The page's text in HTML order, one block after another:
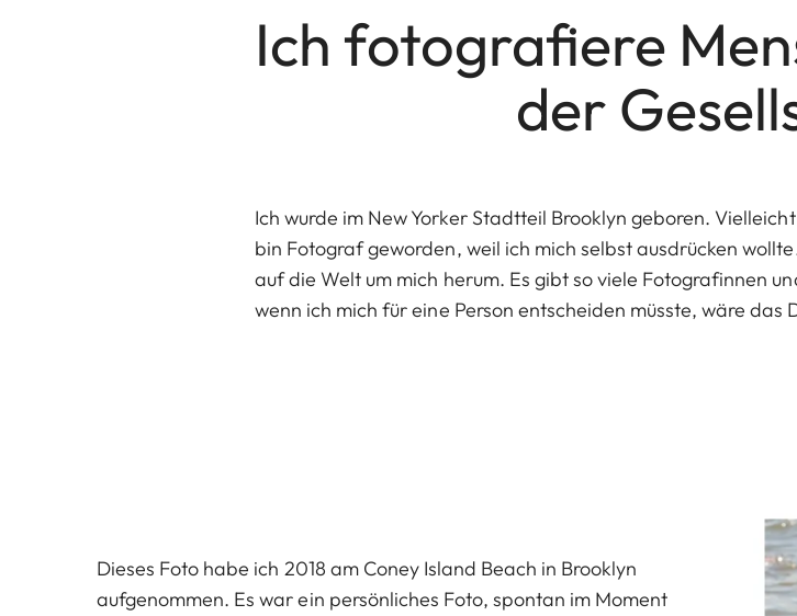
Ich fotografiere
der
Ich wurde im New Yorker Stadtteil Brooklyn geboren.
bin Fotograf geworden, weil ich mich selbst ausdrücken
auf die Welt um mich herum. Es gibt so viele Fotografinnen
wenn ich mich für eine Person entscheiden müsste, wäre das
Dieses Foto habe ich 2018 am Coney Island Beach in Brooklyn
aufgenommen. Es war ein persönliches Foto, spontan im Moment